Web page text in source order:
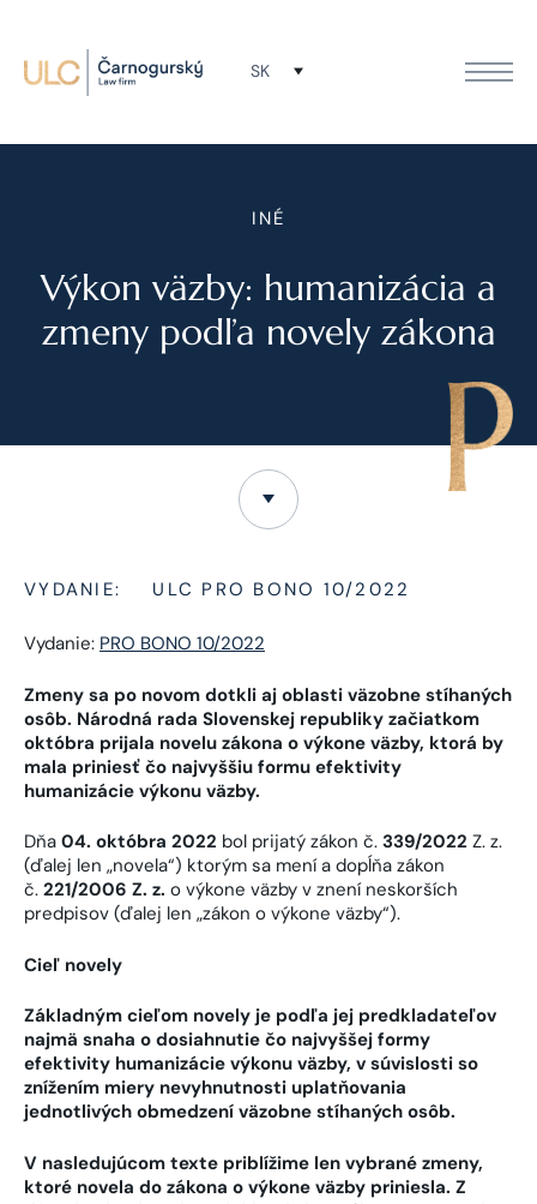
SK
INÉ
Výkon väzby: humanizácia a
zmeny podľa novely zákona
VYDANIE: ULC PRO BONO 10/2022
Vydanie: PRO BONO 10/2022
Zmeny sa po novom dotkli aj oblasti väzobne stíhaných
osôb. Národná rada Slovenskej republiky začiatkom
októbra prijala novelu zákona o výkone väzby, ktorá by
mala priniesť čo najvyššiu formu efektivity
humanizácie výkonu väzby.
Dňa 04. októbra 2022 bol prijatý zákon č. 339/2022 Z. z.
(ďalej len „novela“) ktorým sa mení a dopĺňa zákon
č. 221/2006 Z. z. o výkone väzby v znení neskorších
predpisov (ďalej len „zákon o výkone väzby“).
Cieľ novely
Základným cieľom novely je podľa jej predkladateľov
najmä snaha o dosiahnutie čo najvyššej formy
efektivity humanizácie výkonu väzby, v súvislosti so
znížením miery nevyhnutnosti uplatňovania
jednotlivých obmedzení väzobne stíhaných osôb.
V nasledujúcom texte priblížime len vybrané zmeny,
ktoré novela do zákona o výkone väzby priniesla. Z